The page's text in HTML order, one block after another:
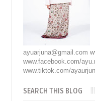
ayuarjuna@gmail.com
www.facebook.com/
www.tiktok.com/
SEARCH THIS BLOG